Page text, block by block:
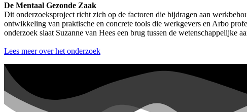
De Mentaal Gezonde Zaak
Dit onderzoeksproject richt zich op de factoren die bijdragen aan
ontwikkeling van praktische en concrete tools die werkgevers en Arbo
onderzoek slaat Suzanne van Hees een brug tussen de wetenschappelijke
Lees meer over het onderzoek